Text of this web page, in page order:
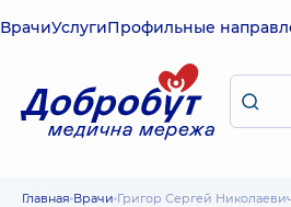
ВрачиУслугиПрофильные
Главная Врачи Григор Сергей